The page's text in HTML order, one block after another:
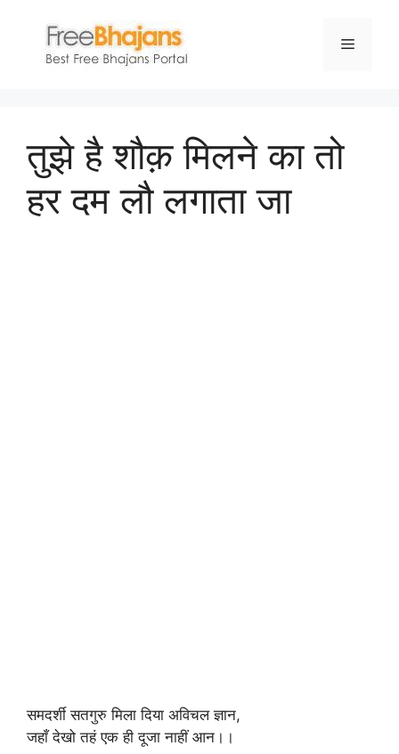
content
Menu
तुझे है शौक़ मिलने का तो
हर दम लौ लगाता जा
समदर्शी सतगुरु मिला दिया अविचल ज्ञान,
जहाँ देखो तहं एक ही दूजा नाहीं आन।।